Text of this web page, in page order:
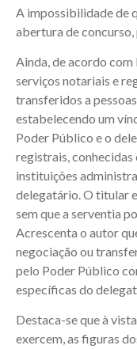
A impossibilidade de
abertura de concurso,
Ainda, de acordo
serviços notariais e
transferidos a
estabelecendo um
Poder Público e o
registrais, conhecidas
instituições
delegatário. O titular
sem que a serventia
Acrescenta o autor
negociação ou
pelo Poder Público
específicas do
Destaca-se que à
exercem, as figuras